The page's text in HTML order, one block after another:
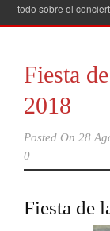
sobre el concierto
Fiesta
2018
Posted On 28
0
Fiesta de